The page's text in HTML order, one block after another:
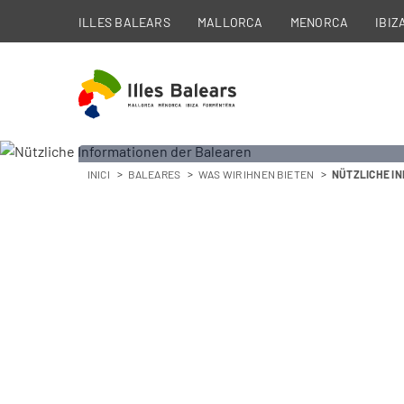
ILLES BALEARS MALLORCA MENORCA
INICI BALEARES WAS WIR IHNEN BIETEN NÜTZLICHE